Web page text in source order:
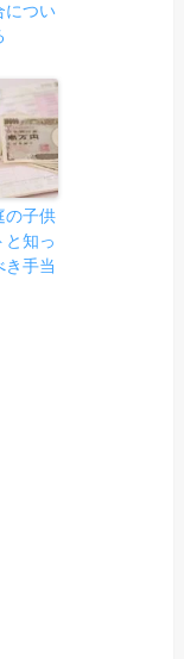
につい
の子供
と知っ
き手当